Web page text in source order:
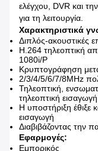
ελέγχου, DVR και
για τη λειτουργία.
Χαρακτηριστικά
Διπλός-ακουστικές
H.264 τηλεοπτική
1080i/P
Κρυπτογράφηση
2/3/4/5/6/7/8MHz
Τηλεοπτική,
τηλεοπτική
Η υποστήριξη έθιξε
εισαγωγή
Διαβιβάζοντας την
Εφαρμογές:
Εμπορικός